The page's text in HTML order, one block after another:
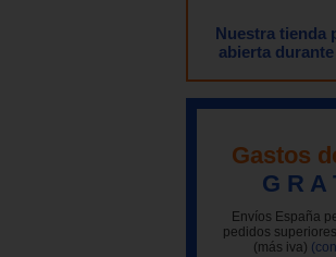
Nuestra tienda
abierta
Gastos
G R A
Envíos España
pedidos
(más iva)